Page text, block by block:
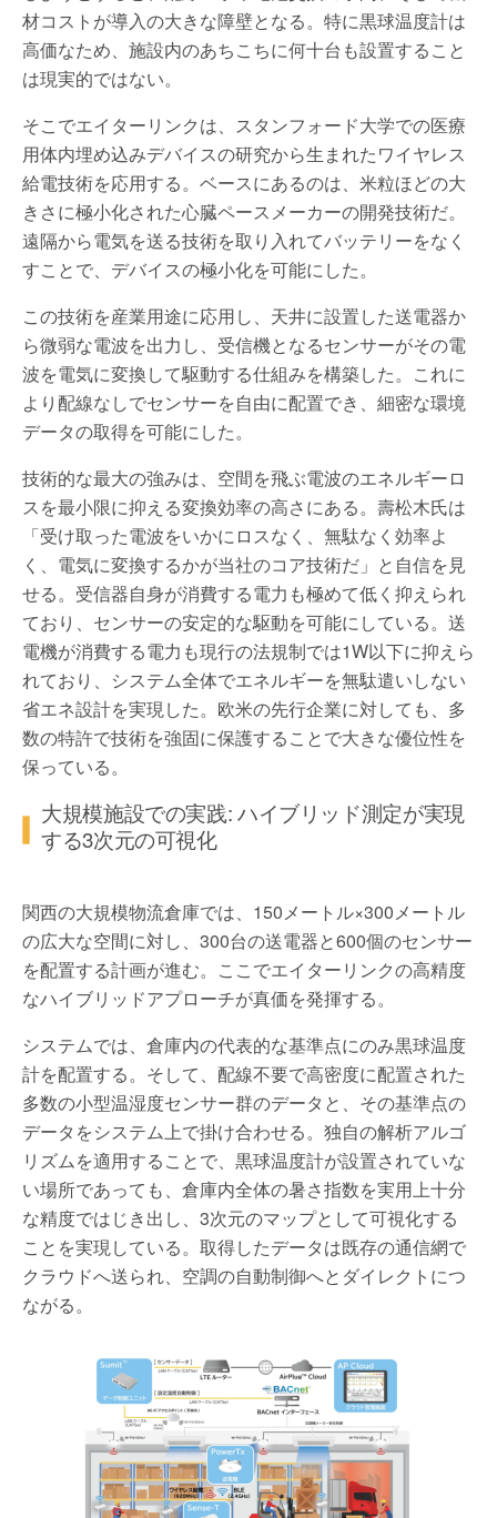
材コストが導入の大きな障壁となる。特に黒球温度計は
高価なため、施設内のあちこちに何十台も設置すること
は現実的ではない。
そこでエイターリンクは、スタンフォード大学での医療
用体内埋め込みデバイスの研究から生まれたワイヤレス
給電技術を応用する。ベースにあるのは、米粒ほどの大
きさに極小化された心臓ペースメーカーの開発技術だ。
遠隔から電気を送る技術を取り入れてバッテリーをなく
すことで、デバイスの極小化を可能にした。
この技術を産業用途に応用し、天井に設置した送電器か
ら微弱な電波を出力し、受信機となるセンサーがその電
波を電気に変換して駆動する仕組みを構築した。これに
より配線なしでセンサーを自由に配置でき、細密な環境
データの取得を可能にした。
技術的な最大の強みは、空間を飛ぶ電波のエネルギーロ
スを最小限に抑える変換効率の高さにある。壽松木氏は
「受け取った電波をいかにロスなく、無駄なく効率よ
く、電気に変換するかが当社のコア技術だ」と自信を見
せる。受信器自身が消費する電力も極めて低く抑えられ
ており、センサーの安定的な駆動を可能にしている。送
電機が消費する電力も現行の法規制では1W以下に抑えら
れており、システム全体でエネルギーを無駄遣いしない
省エネ設計を実現した。欧米の先行企業に対しても、多
数の特許で技術を強固に保護することで大きな優位性を
保っている。
大規模施設での実践: ハイブリッド測定が実現
する3次元の可視化
関西の大規模物流倉庫では、150メートル×300メートル
の広大な空間に対し、300台の送電器と600個のセンサー
を配置する計画が進む。ここでエイターリンクの高精度
なハイブリッドアプローチが真価を発揮する。
システムでは、倉庫内の代表的な基準点にのみ黒球温度
計を配置する。そして、配線不要で高密度に配置された
多数の小型温湿度センサー群のデータと、その基準点の
データをシステム上で掛け合わせる。独自の解析アルゴ
リズムを適用することで、黒球温度計が設置されていな
い場所であっても、倉庫内全体の暑さ指数を実用上十分
な精度ではじき出し、3次元のマップとして可視化する
ことを実現している。取得したデータは既存の通信網で
クラウドへ送られ、空調の自動制御へとダイレクトにつ
ながる。